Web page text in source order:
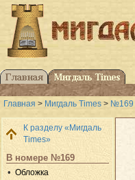
Главная > Мигдаль Times > №169
К разделу «Мигдаль
Times»
В номере №169
Обложка